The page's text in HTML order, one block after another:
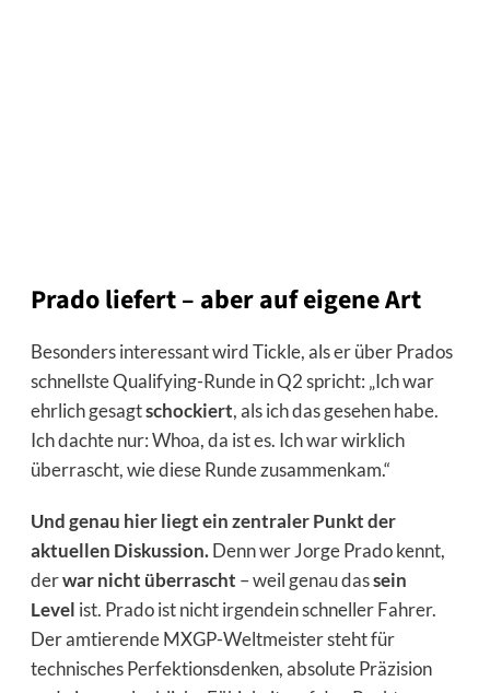
Prado liefert – aber auf eigene Art
Besonders interessant wird Tickle, als er über Prados
schnellste Qualifying-Runde in Q2 spricht: „Ich war
ehrlich gesagtschockiert, als ich das gesehen habe.
Ich dachte nur: Whoa, da ist es. Ich war wirklich
überrascht, wie diese Runde zusammenkam.“
Und genau hier liegt ein zentraler Punkt der
aktuellen Diskussion.Denn wer Jorge Prado kennt,
derwar nicht überrascht – weil genau dassein
Level ist. Prado ist nicht irgendein schneller Fahrer.
Der amtierende MXGP-Weltmeister steht für
technisches Perfektionsdenken, absolute Präzision